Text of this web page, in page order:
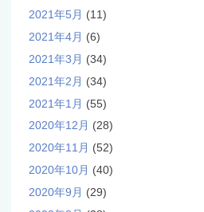
2021年5月 (11)
2021年4月 (6)
2021年3月 (34)
2021年2月 (34)
2021年1月 (55)
2020年12月 (28)
2020年11月 (52)
2020年10月 (40)
2020年9月 (29)